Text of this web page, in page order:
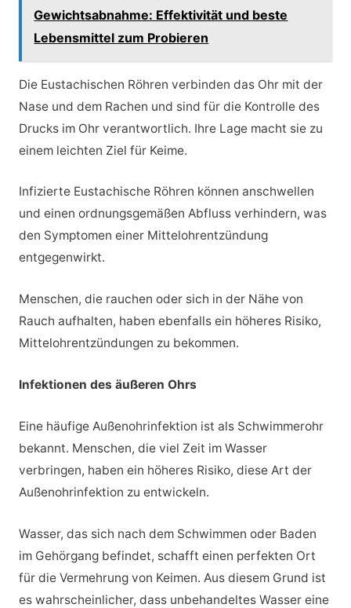
Gewichtsabnahme: Effektivität und beste
Lebensmittel zum Probieren
Die Eustachischen Röhren verbinden das Ohr mit der
Nase und dem Rachen und sind für die Kontrolle des
Drucks im Ohr verantwortlich. Ihre Lage macht sie zu
einem leichten Ziel für Keime.
Infizierte Eustachische Röhren können anschwellen
und einen ordnungsgemäßen Abfluss verhindern, was
den Symptomen einer Mittelohrentzündung
entgegenwirkt.
Menschen, die rauchen oder sich in der Nähe von
Rauch aufhalten, haben ebenfalls ein höheres Risiko,
Mittelohrentzündungen zu bekommen.
Infektionen des äußeren Ohrs
Eine häufige Außenohrinfektion ist als Schwimmerohr
bekannt. Menschen, die viel Zeit im Wasser
verbringen, haben ein höheres Risiko, diese Art der
Außenohrinfektion zu entwickeln.
Wasser, das sich nach dem Schwimmen oder Baden
im Gehörgang befindet, schafft einen perfekten Ort
für die Vermehrung von Keimen. Aus diesem Grund ist
es wahrscheinlicher, dass unbehandeltes Wasser eine